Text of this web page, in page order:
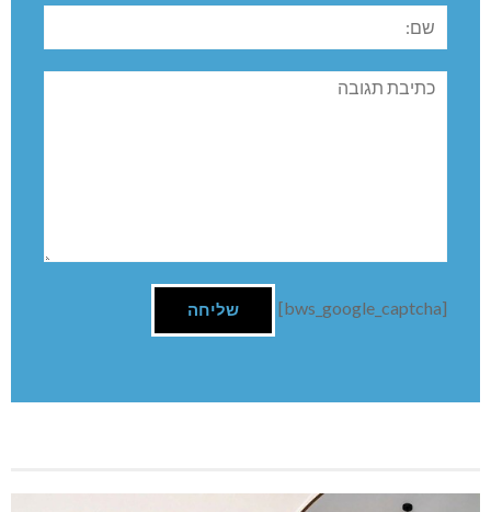
שם:
תגובה
[bws_google_captcha]